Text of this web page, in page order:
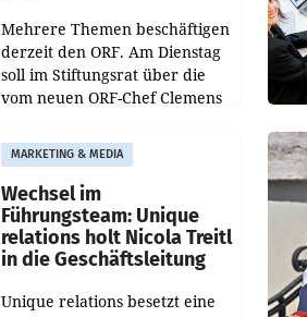
Mehrere Themen beschäftigen
derzeit den ORF. Am Dienstag
soll im Stiftungsrat über die
vom neuen ORF-Chef Clemens
Besetzungen für die
Direktionen abgestimmt
werden.
MARKETING & MEDIA
Wechsel im
Führungsteam: Unique
relations holt Nicola Treitl
in die Geschäftsleitung
Unique relations besetzt eine